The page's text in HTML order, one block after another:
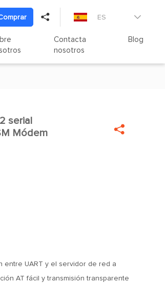
 ES 
Contacta
nosotros
Blog
serial
Módem

entre UART y el servidor de red a
AT fácil y transmisión transparente